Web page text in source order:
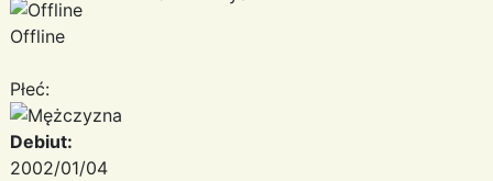
Offline
Płeć:
Debiut:
2002/01/04